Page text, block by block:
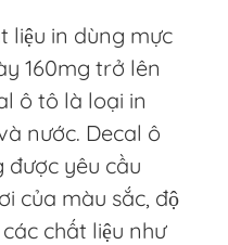
liệu in dùng mực
160mg trở lên
ô tô là loại in
nước. Decal ô
được yêu cầu
của màu sắc, độ
chất liệu như